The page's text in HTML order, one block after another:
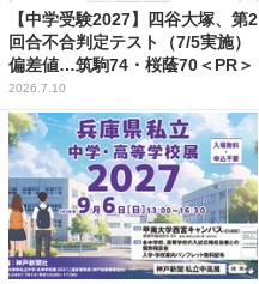
【中学受験2027】四谷大塚、第2
回合不合判定テスト（7/5実施）
偏差値…筑駒74・桜蔭70＜PR＞
2026.7.10